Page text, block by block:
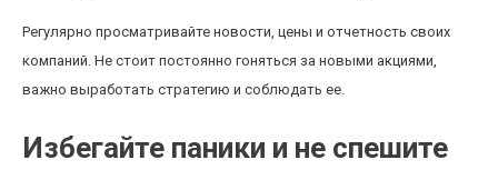
Регулярно просматривайте новости, цены и отчетность своих
компаний. Не стоит постоянно гоняться за новыми акциями,
важно выработать стратегию и соблюдать ее.
Избегайте паники и не спешите